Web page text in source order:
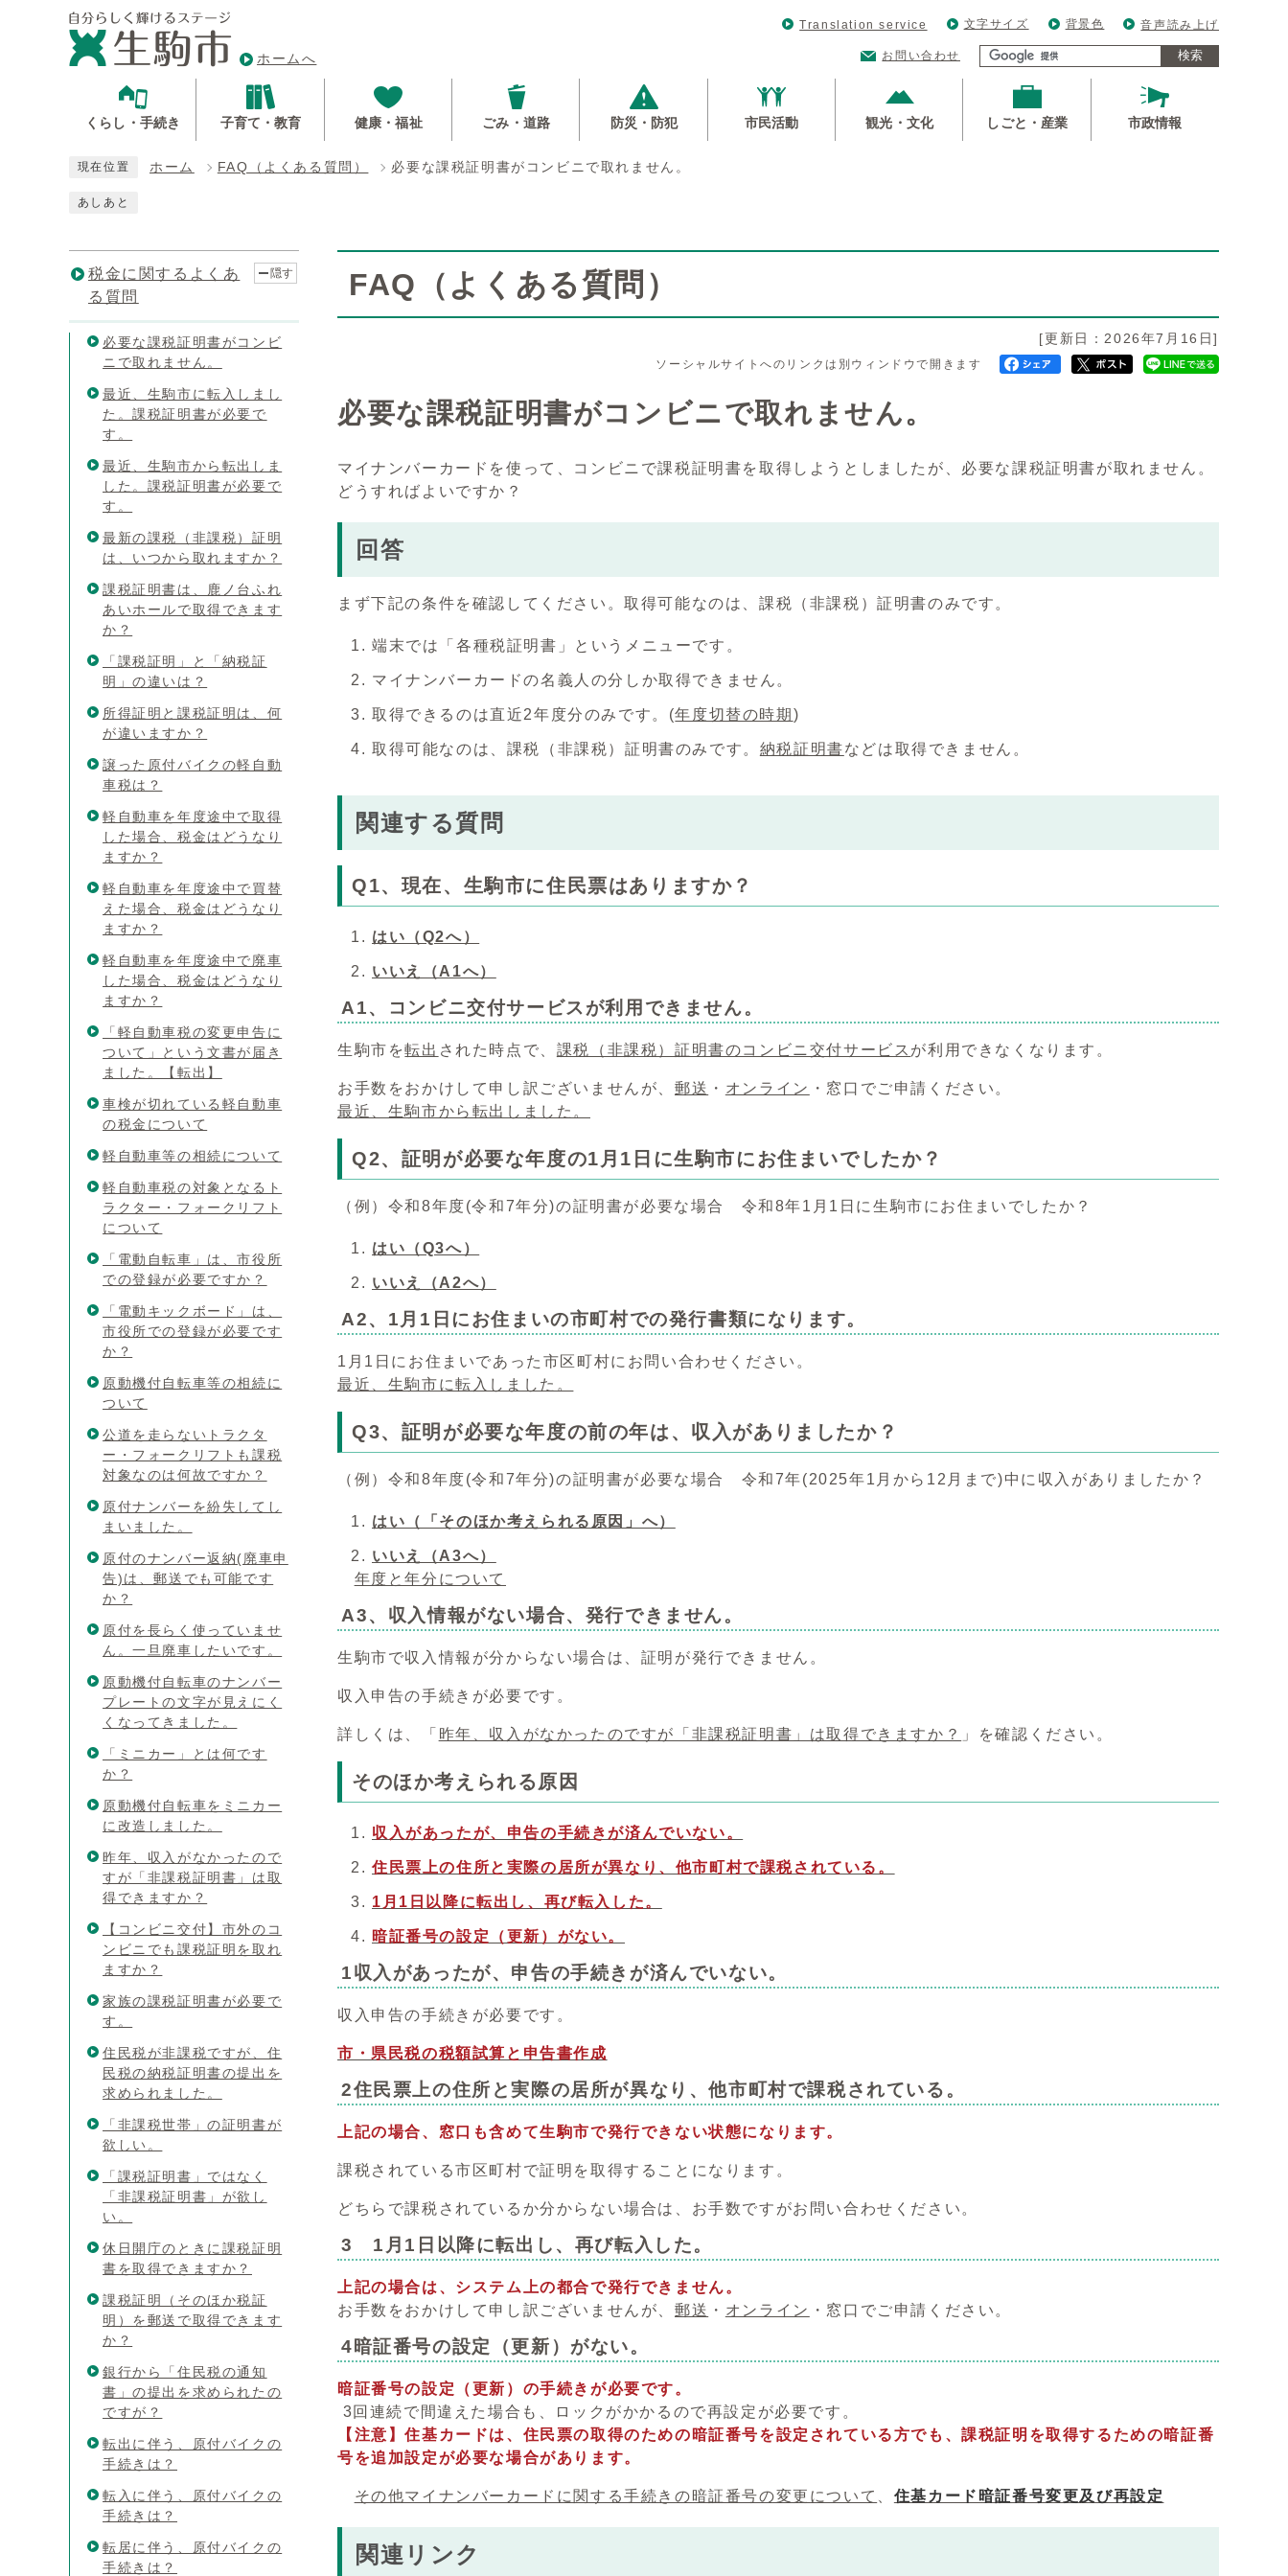
ホームへ
Translation service 文字サイズ 背景色 音声読み上げ
お問い合わせ 検索
くらし・手続き 子育て・教育 健康・福祉 ごみ・道路 防災・防犯 市民活動 観光・文化 しごと・産業 市政情報
現在位置 ホーム FAQ（よくある質問） 必要な課税証明書がコンビニで取れません。
あしあと
FAQ（よくある質問）
[更新日：2026年7月16日]
ソーシャルサイトへのリンクは別ウィンドウで開きます
必要な課税証明書がコンビニで取れません。
マイナンバーカードを使って、コンビニで課税証明書を取得しようとしましたが、必要な課税証明書が取れません。
どうすればよいですか？
回答
まず下記の条件を確認してください。取得可能なのは、課税（非課税）証明書のみです。
端末では「各種税証明書」というメニューです。
マイナンバーカードの名義人の分しか取得できません。
取得できるのは直近2年度分のみです。(年度切替の時期 )
取得可能なのは、課税（非課税）証明書のみです。 納税証明書などは取得できません。
関連する質問
Q1、現在、生駒市に住民票はありますか？
はい（Q2へ）
いいえ（A1へ）
A1、コンビニ交付サービスが利用できません。
生駒市を転出 された時点で、 課税（非課税）証明書のコンビニ交付サービス が利用できなくなります。
お手数をおかけして申し訳ございませんが、 郵送 ・ オンライン ・窓口でご申請ください。
最近、生駒市から転出しました。
Q2、証明が必要な年度の1月1日に生駒市にお住まいでしたか？
（例）令和8年度(令和7年分)の証明書が必要な場合 令和8年1月1日に生駒市にお住まいでしたか？
はい（Q3へ）
いいえ（A2へ）
A2、1月1日にお住まいの市町村での発行書類になります。
1月1日にお住まいであった市区町村にお問い合わせください。
最近、生駒市に転入しました。
Q3、証明が必要な年度の前の年は、収入がありましたか？
（例）令和8年度(令和7年分)の証明書が必要な場合 令和7年(2025年1月から12月まで)中に収入がありましたか？
はい（「そのほか考えられる原因」へ）
いいえ（A3へ）
年度と年分について
A3、収入情報がない場合、発行できません。
生駒市で収入情報が分からない場合は、証明が発行できません。
収入申告の手続きが必要です。
詳しくは、「 昨年、収入がなかったのですが「非課税証明書」は取得できますか？ 」を確認ください。
そのほか考えられる原因
収入があったが、申告の手続きが済んでいない。
住民票上の住所と実際の居所が異なり、他市町村で課税されている。
1月1日以降に転出し、再び転入した。
暗証番号の設定（更新）がない。
1収入があったが、申告の手続きが済んでいない。
収入申告の手続きが必要です。
市・県民税の税額試算と申告書作成
2住民票上の住所と実際の居所が異なり、他市町村で課税されている。
上記の場合、窓口も含めて生駒市で発行できない状態になります。
課税されている市区町村で証明を取得することになります。
どちらで課税されているか分からない場合は、お手数ですがお問い合わせください。
3 1月1日以降に転出し、再び転入した。
上記の場合は、システム上の都合で発行できません。
お手数をおかけして申し訳ございませんが、 郵送 ・ オンライン ・窓口でご申請ください。
4暗証番号の設定（更新）がない。
暗証番号の設定（更新）の手続きが必要です。
3回連続で間違えた場合も、ロックがかかるので再設定が必要です。
【注意】住基カードは、住民票の取得のための暗証番号を設定されている方でも、課税証明を取得するための暗証番
号を追加設定が必要な場合があります。
その他マイナンバーカードに関する手続きの暗証番号の変更について 住基カード暗証番号変更及び再設定
関連リンク
税金に関するよくあ
る質問
隠す
必要な課税証明書がコンビ
ニで取れません。
最近、生駒市に転入しまし
た。課税証明書が必要で
す。
最近、生駒市から転出しま
した。課税証明書が必要で
す。
最新の課税（非課税）証明
は、いつから取れますか？
課税証明書は、鹿ノ台ふれ
あいホールで取得できます
か？
「課税証明」と「納税証
明」の違いは？
所得証明と課税証明は、何
が違いますか？
譲った原付バイクの軽自動
車税は？
軽自動車を年度途中で取得
した場合、税金はどうなり
ますか？
軽自動車を年度途中で買替
えた場合、税金はどうなり
ますか？
軽自動車を年度途中で廃車
した場合、税金はどうなり
ますか？
「軽自動車税の変更申告に
ついて」という文書が届き
ました。【転出】
車検が切れている軽自動車
の税金について
軽自動車等の相続について
軽自動車税の対象となるト
ラクター・フォークリフト
について
「電動自転車」は、市役所
での登録が必要ですか？
「電動キックボード」は、
市役所での登録が必要です
か？
原動機付自転車等の相続に
ついて
公道を走らないトラクタ
ー・フォークリフトも課税
対象なのは何故ですか？
原付ナンバーを紛失してし
まいました。
原付のナンバー返納(廃車申
告)は、郵送でも可能です
か？
原付を長らく使っていませ
ん。一旦廃車したいです。
原動機付自転車のナンバー
プレートの文字が見えにく
くなってきました。
「ミニカー」とは何です
か？
原動機付自転車をミニカー
に改造しました。
昨年、収入がなかったので
すが「非課税証明書」は取
得できますか？
【コンビニ交付】市外のコ
ンビニでも課税証明を取れ
ますか？
家族の課税証明書が必要で
す。
住民税が非課税ですが、住
民税の納税証明書の提出を
求められました。
「非課税世帯」の証明書が
欲しい。
「課税証明書」ではなく
「非課税証明書」が欲し
い。
休日開庁のときに課税証明
書を取得できますか？
課税証明（そのほか税証
明）を郵送で取得できます
か？
銀行から「住民税の通知
書」の提出を求められたの
ですが？
転出に伴う、原付バイクの
手続きは？
転入に伴う、原付バイクの
手続きは？
転居に伴う、原付バイクの
手続きは？